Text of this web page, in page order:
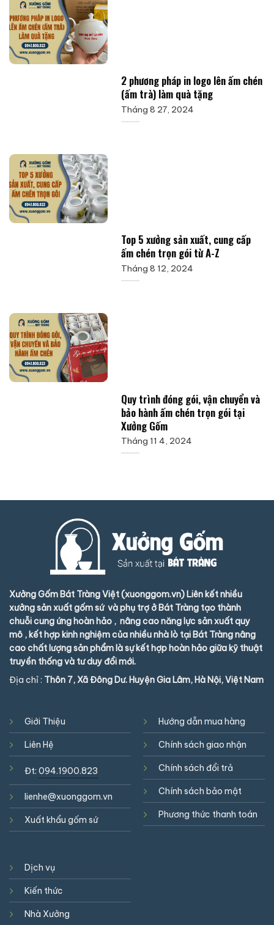
2 phương pháp in logo lên ấm chén
(ấm trà) làm quà tặng
Tháng 8 27, 2024
Top 5 xưởng sản xuất, cung cấp
ấm chén trọn gói từ A-Z
Tháng 8 12, 2024
Quy trình đóng gói, vận chuyển và
bảo hành ấm chén trọn gói tại
Xưởng Gốm
Tháng 11 4, 2024
Xưởng Gốm Bát Tràng Việt (xuonggom.vn) Liên kết nhiều
xưởng sản xuất gốm sứ và phụ trợ ở Bát Tràng tạo thành
chuỗi cung ứng hoàn hảo , nâng cao năng lực sản xuất quy
mô , kết hợp kinh nghiệm của nhiều nhà lò tại Bát Tràng nâng
cao chất lượng sản phẩm là sự kết hợp hoàn hảo giữa kỹ thuật
truyền thống và tư duy đổi mới.
Địa chỉ : Thôn 7, Xã Đông Dư. Huyện Gia Lâm, Hà Nội, Việt Nam
Giới Thiệu
Liên Hệ
Đt: 094.1900.823
lienhe@xuonggom.vn
Xuất khẩu gốm sứ
Hướng dẫn mua hàng
Chính sách giao nhận
Chính sách đổi trả
Chính sách bảo mật
Phương thức thanh toán
Dịch vụ
Kiến thức
Nhà Xưởng